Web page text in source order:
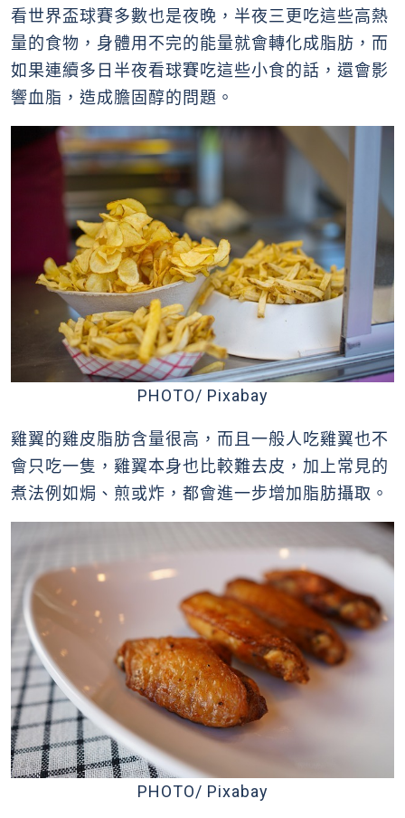
看世界盃球賽多數也是夜晚，半夜三更吃這些高熱
量的食物，身體用不完的能量就會轉化成脂肪，而
如果連續多日半夜看球賽吃這些小食的話，還會影
響血脂，造成膽固醇的問題。
PHOTO/ Pixabay
雞翼的雞皮脂肪含量很高，而且一般人吃雞翼也不
會只吃一隻，雞翼本身也比較難去皮，加上常見的
煮法例如焗、煎或炸，都會進一步增加脂肪攝取。
PHOTO/ Pixabay